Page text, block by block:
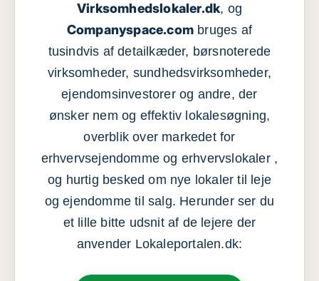
Virksomhedslokaler.dk, og
Companyspace.com bruges af
tusindvis af detailkæder, børsnoterede
virksomheder, sundhedsvirksomheder,
ejendomsinvestorer og andre, der
ønsker nem og effektiv lokalesøgning,
overblik over markedet for
erhvervsejendomme og erhvervslokaler ,
og hurtig besked om nye lokaler til leje
og ejendomme til salg. Herunder ser du
et lille bitte udsnit af de lejere der
anvender Lokaleportalen.dk: